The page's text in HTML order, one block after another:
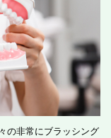
の非常にブラッシング